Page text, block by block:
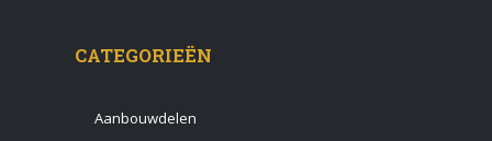
CATEGORIEËN
Aanbouwdelen